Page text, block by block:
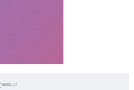
36441 | 0